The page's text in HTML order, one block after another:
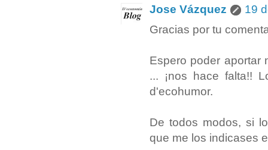
Jose Vázquez
19
Gracias por tu
Espero poder aportar
... ¡nos hace falta!!
d'ecohumor.
De todos modos, si
que me los indicases